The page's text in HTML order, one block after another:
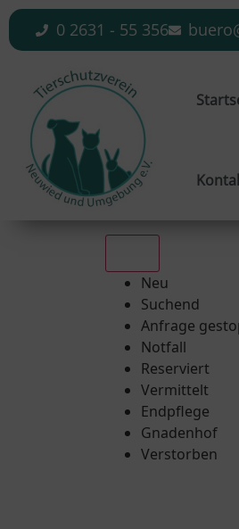
0 2631 - 55 356
Neu
Suchend
Anfrage
Notfall
Reserviert
Vermittelt
Endpflege
Gnadenhof
Verstorben